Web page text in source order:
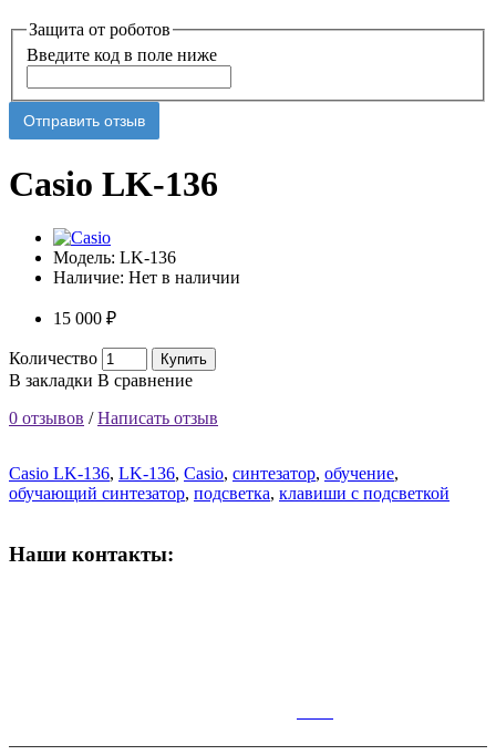
Защита от роботов
Введите код в поле ниже
Отправить отзыв
Casio LK-136
Модель: LK-136
Наличие: Нет в наличии
15 000 ₽
Количество Купить
В закладки В сравнение
0 отзывов /Написать отзыв
Casio LK-136, LK-136, Casio, синтезатор, обучение,
обучающий синтезатор, подсветка, клавиши с подсветкой
Наши контакты: